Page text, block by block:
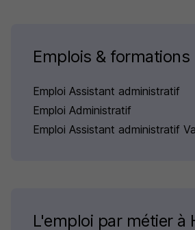
Emplois & formations
Emploi Assistant administratif
Emploi Administratif
Emploi Assistant administratif
L'emploi par métier à